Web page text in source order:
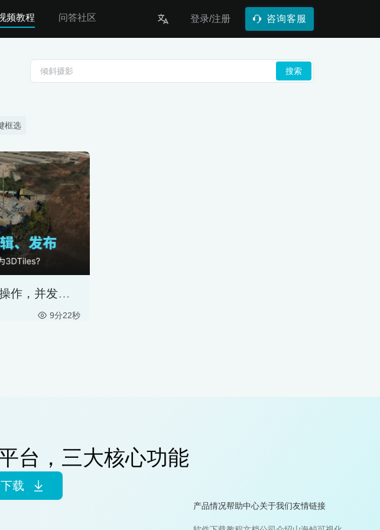
频教程 问答社区 登录/注册 咨询客服
搜索
框选
高斯泼溅的编辑+对齐操作，并发布为3DTiles
9分22秒
台，三大核心功能
载
产品情况帮助中心关于我们友情链接